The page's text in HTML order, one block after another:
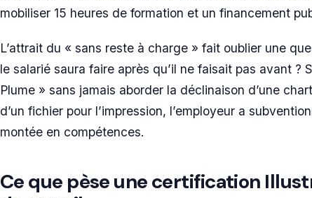
mobiliser 15 heures de formation et un financement
L’attrait du « sans reste à charge » fait oublier une
le salarié saura faire après qu’il ne faisait pas avant ?
Plume » sans jamais aborder la déclinaison d’une
d’un fichier pour l’impression, l’employeur a
montée en compétences.
Ce que pèse une certification